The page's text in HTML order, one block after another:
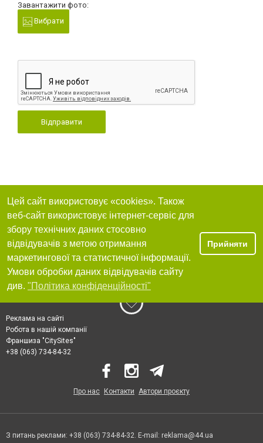
Завантажити фото:
Вибрати
Відправити
Цей сайт використовує «cookies». Також
веб-сайт використовує інтернет-сервіс для
збору технічних даних стосовно
відвідувачів з метою отримання
маркетингової та статистичної інформації.
Умови обробки даних відвідувачів сайту
див. "Політика конфіденційності"
Прийняти
Реклама на сайті
Робота в нашій компанії
Франшиза "CitySites"
+38 (063) 734-84-32
Про нас Контакти Автори проєкту
З питань реклами: +38 (063) 734-84-32. E-mail: reklama@44.ua